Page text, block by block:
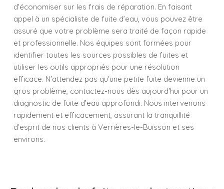
d'économiser sur les frais de réparation. En faisant
appel à un spécialiste de fuite d’eau, vous pouvez être
assuré que votre problème sera traité de façon rapide
et professionnelle. Nos équipes sont formées pour
identifier toutes les sources possibles de fuites et
utiliser les outils appropriés pour une résolution
efficace. N'attendez pas qu'une petite fuite devienne un
gros problème, contactez-nous dès aujourd'hui pour un
diagnostic de fuite d’eau approfondi. Nous intervenons
rapidement et efficacement, assurant la tranquillité
d'esprit de nos clients à Verrières-le-Buisson et ses
environs.